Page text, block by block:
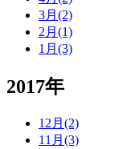
3月(2)
2月(1)
1月(3)
2017年
12月(2)
11月(3)